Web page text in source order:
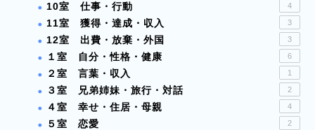
10室 仕事・行動 4
11室 獲得・達成・収入 3
12室 出費・放棄・外国 3
１室 自分・性格・健康 6
２室 言葉・収入 1
３室 兄弟姉妹・旅行・対話 2
４室 幸せ・住居・母親 4
５室 恋愛 2